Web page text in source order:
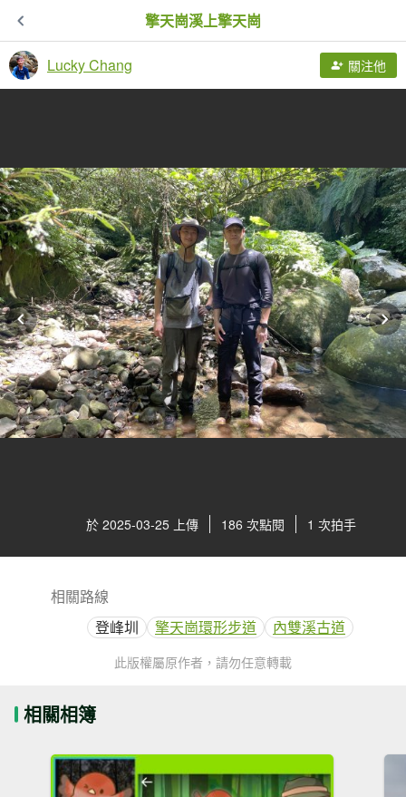
擎天崗溪上擎天崗
Lucky Chang 關注他
於 2025-03-25 上傳 186 次點閱 1 次拍手
相關路線
登峰圳
擎天崗環形步道 內雙溪古道
此版權屬原作者，請勿任意轉載
相關相簿